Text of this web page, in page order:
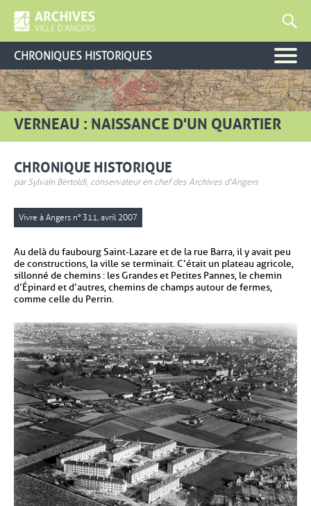
CHRONIQUES HISTORIQUES
VERNEAU : NAISSANCE D'UN QUARTIER
CHRONIQUE HISTORIQUE
par Sylvain Bertoldi, conservateur en chef des Archives d'Angers
Vivre à Angers n° 311, avril 2007
Au delà du faubourg Saint-Lazare et de la rue Barra, il y avait peu
de constructions, la ville se terminait. C’était un plateau agricole,
sillonné de chemins : les Grandes et Petites Pannes, le chemin
d’Épinard et d’autres, chemins de champs autour de fermes,
comme celle du Perrin.